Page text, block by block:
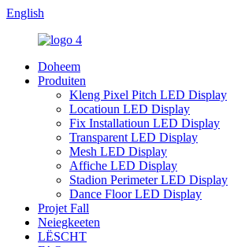
English
Doheem
Produiten
Kleng Pixel Pitch LED Display
Locatioun LED Display
Fix Installatioun LED Display
Transparent LED Display
Mesh LED Display
Affiche LED Display
Stadion Perimeter LED Display
Dance Floor LED Display
Projet Fall
Neiegkeeten
LËSCHT